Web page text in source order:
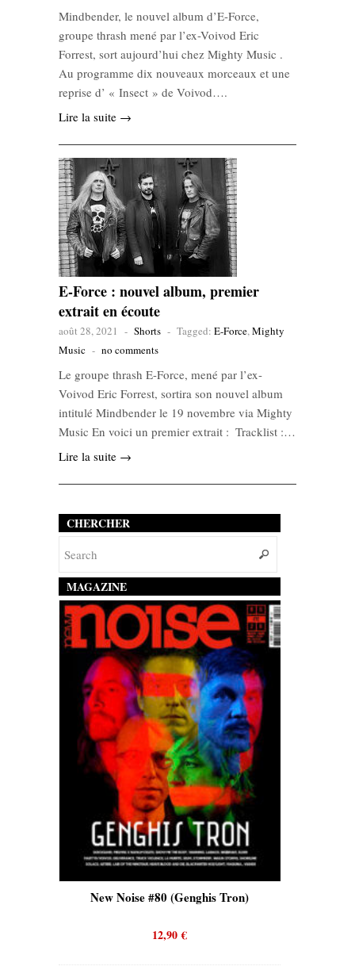
Mindbender, le nouvel album d’E-Force,
groupe thrash mené par l’ex-Voivod Eric
Forrest, sort aujourd’hui chez Mighty Music .
Au programme dix nouveaux morceaux et une
reprise d’ « Insect » de Voivod….
Lire la suite →
E-Force : nouvel album, premier
extrait en écoute
août 28, 2021 - Shorts - Tagged: E-Force,Mighty
Music - no comments
Le groupe thrash E-Force, mené par l’ex-
Voivod Eric Forrest, sortira son nouvel album
intitulé Mindbender le 19 novembre via Mighty
Music En voici un premier extrait : Tracklist :…
Lire la suite →
CHERCHER
MAGAZINE
New Noise #80 (Genghis Tron)
12,90€